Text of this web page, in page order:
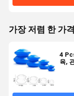
가장 저렴 한 가
4
육,